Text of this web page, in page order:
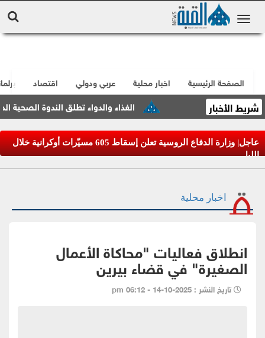
الصفحة الرئيسية اخبار محلية عربي ودولي اقتصاد
شريط الأخبار الغذاء والدواء تطلق الندوة الصحية
عاجل| وزارة الدفاع الروسية تعلن إسقاط 605 مسيّرات أوكرانية خلال
الليل
اخبار محلية
انطلاق فعاليات "محاكاة الأعمال
الصغيرة" في قضاء بيرين
تاريخ النشر : 2025-10-14 - 06:12 pm